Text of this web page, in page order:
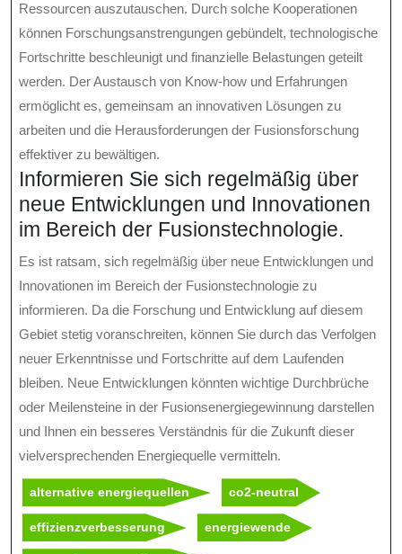
Ressourcen auszutauschen. Durch solche Kooperationen
können Forschungsanstrengungen gebündelt, technologische
Fortschritte beschleunigt und finanzielle Belastungen geteilt
werden. Der Austausch von Know-how und Erfahrungen
ermöglicht es, gemeinsam an innovativen Lösungen zu
arbeiten und die Herausforderungen der Fusionsforschung
effektiver zu bewältigen.
Informieren Sie sich regelmäßig über
neue Entwicklungen und Innovationen
im Bereich der Fusionstechnologie.
Es ist ratsam, sich regelmäßig über neue Entwicklungen und
Innovationen im Bereich der Fusionstechnologie zu
informieren. Da die Forschung und Entwicklung auf diesem
Gebiet stetig voranschreiten, können Sie durch das Verfolgen
neuer Erkenntnisse und Fortschritte auf dem Laufenden
bleiben. Neue Entwicklungen könnten wichtige Durchbrüche
oder Meilensteine in der Fusionsenergiegewinnung darstellen
und Ihnen ein besseres Verständnis für die Zukunft dieser
vielversprechenden Energiequelle vermitteln.
alternative energiequellen co2-neutral
effizienzverbesserung energiewende